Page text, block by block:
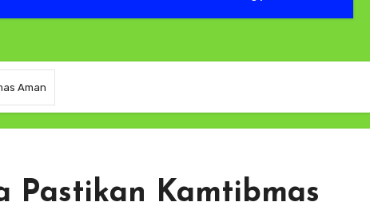
Aman
Pastikan Kamtibmas